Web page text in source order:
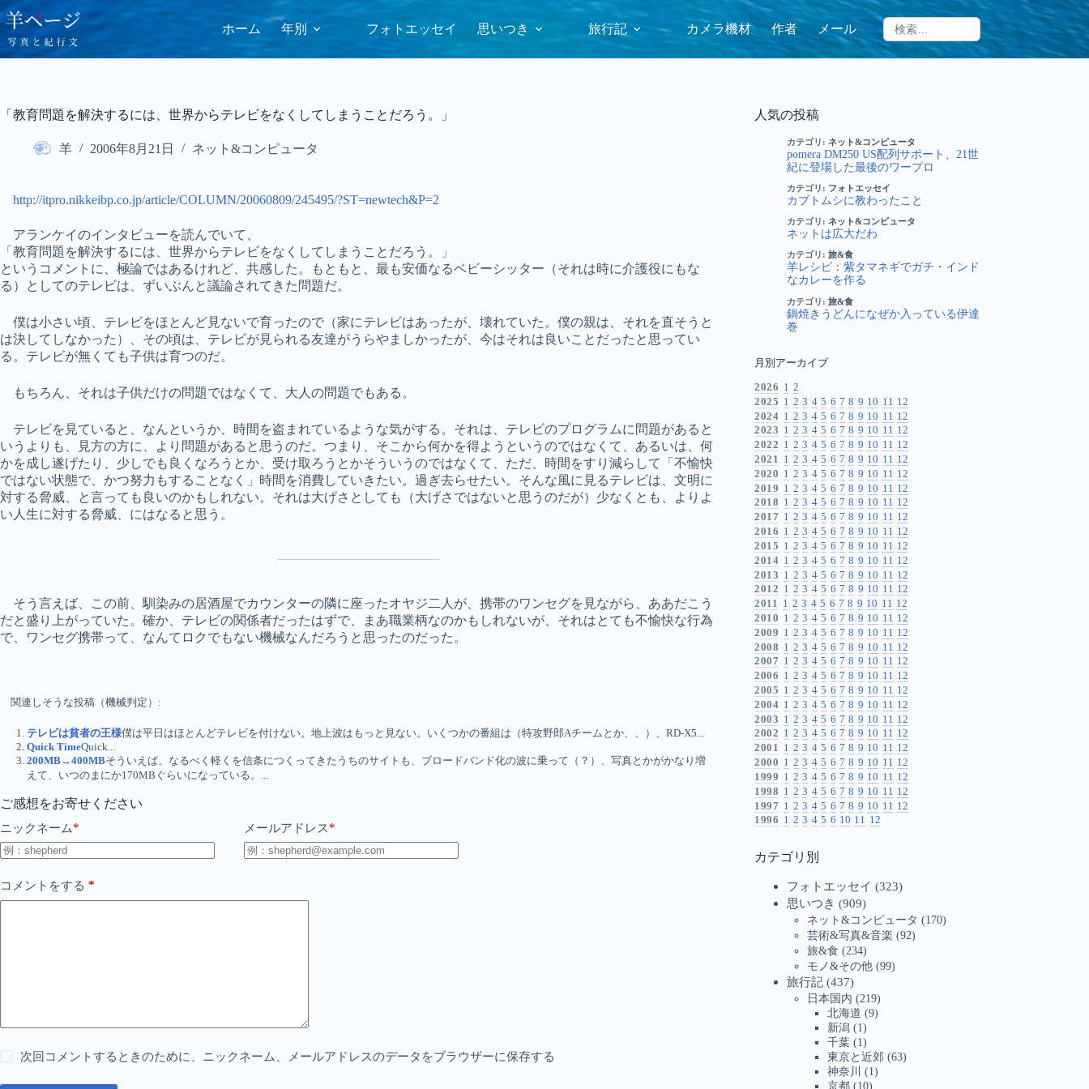
コ
ン
テ
ン
ス
ホーム 年別 フォトエッセイ 思いつき 旅行記 カメラ機材 作者 メール
「教育問題を解決するには、世界からテレビをなくしてしまうことだろう。」
羊 2006年8月21日 ネット&コンピュータ
http://itpro.nikkeibp.co.jp/article/COLUMN/20060809/245495/?ST=newtech&P=2
アランケイのインタビューを読んでいて、
「教育問題を解決するには、世界からテレビをなくしてしまうことだろう。」
というコメントに、極論ではあるけれど、共感した。もともと、最も安価なるベビーシッター（それは時に介護役にもな
る）としてのテレビは、ずいぶんと議論されてきた問題だ。
僕は小さい頃、テレビをほとんど見ないで育ったので（家にテレビはあったが、壊れていた。僕の親は、それを直そうと
は決してしなかった）、その頃は、テレビが見られる友達がうらやましかったが、今はそれは良いことだったと思ってい
る。テレビが無くても子供は育つのだ。
もちろん、それは子供だけの問題ではなくて、大人の問題でもある。
テレビを見ていると、なんというか、時間を盗まれているような気がする。それは、テレビのプログラムに問題があると
いうよりも、見方の方に、より問題があると思うのだ。つまり、そこから何かを得ようというのではなくて、あるいは、何
かを成し遂げたり、少しでも良くなろうとか、受け取ろうとかそういうのではなくて、ただ、時間をすり減らして「不愉快
ではない状態で、かつ努力もすることなく」時間を消費していきたい。過ぎ去らせたい。そんな風に見るテレビは、文明に
対する脅威、と言っても良いのかもしれない。それは大げさとしても（大げさではないと思うのだが）少なくとも、よりよ
い人生に対する脅威、にはなると思う。
そう言えば、この前、馴染みの居酒屋でカウンターの隣に座ったオヤジ二人が、携帯のワンセグを見ながら、ああだこう
だと盛り上がっていた。確か、テレビの関係者だったはずで、まあ職業柄なのかもしれないが、それはとても不愉快な行為
で、ワンセグ携帯って、なんてロクでもない機械なんだろうと思ったのだった。
関連しそうな投稿（機械判定）:
テレビは貧者の王様僕は平日はほとんどテレビを付けない。地上波はもっと見ない。いくつかの番組は（特攻野郎Aチームとか、、）、RD-X5...
Quick TimeQuick...
200MB→400MBそういえば、なるべく軽くを信条につくってきたうちのサイトも、ブロードバンド化の波に乗って（？）、写真とかがかなり増
えて、いつのまにか170MBぐらいになっている。...
ご感想をお寄せください
ニックネーム* メールアドレス*
コメントをする *
次回コメントするときのために、ニックネーム、メールアドレスのデータをブラウザーに保存する
人気の投稿
pomera DM250 US配列サポート、21世
紀に登場した最後のワープロ
カテゴリ:ネット&コンピュータ
カブトムシに教わったこと
カテゴリ: フォトエッセイ
ネットは広大だわ
カテゴリ:ネット&コンピュータ
羊レシピ：紫タマネギでガチ・インド
なカレーを作る
カテゴリ:旅&食
鍋焼きうどんになぜか入っている伊達
巻
カテゴリ:旅&食
月別アーカイブ
2026 1 2
2025 1 2 3 4 5 6 7 8 9 10 11 12
2024 1 2 3 4 5 6 7 8 9 10 11 12
2023 1 2 3 4 5 6 7 8 9 10 11 12
2022 1 2 3 4 5 6 7 8 9 10 11 12
2021 1 2 3 4 5 6 7 8 9 10 11 12
2020 1 2 3 4 5 6 7 8 9 10 11 12
2019 1 2 3 4 5 6 7 8 9 10 11 12
2018 1 2 3 4 5 6 7 8 9 10 11 12
2017 1 2 3 4 5 6 7 8 9 10 11 12
2016 1 2 3 4 5 6 7 8 9 10 11 12
2015 1 2 3 4 5 6 7 8 9 10 11 12
2014 1 2 3 4 5 6 7 8 9 10 11 12
2013 1 2 3 4 5 6 7 8 9 10 11 12
2012 1 2 3 4 5 6 7 8 9 10 11 12
2011 1 2 3 4 5 6 7 8 9 10 11 12
2010 1 2 3 4 5 6 7 8 9 10 11 12
2009 1 2 3 4 5 6 7 8 9 10 11 12
2008 1 2 3 4 5 6 7 8 9 10 11 12
2007 1 2 3 4 5 6 7 8 9 10 11 12
2006 1 2 3 4 5 6 7 8 9 10 11 12
2005 1 2 3 4 5 6 7 8 9 10 11 12
2004 1 2 3 4 5 6 7 8 9 10 11 12
2003 1 2 3 4 5 6 7 8 9 10 11 12
2002 1 2 3 4 5 6 7 8 9 10 11 12
2001 1 2 3 4 5 6 7 8 9 10 11 12
2000 1 2 3 4 5 6 7 8 9 10 11 12
1999 1 2 3 4 5 6 7 8 9 10 11 12
1998 1 2 3 4 5 6 7 8 9 10 11 12
1997 1 2 3 4 5 6 7 8 9 10 11 12
1996 1 2 3 4 5 6 10 11 12
カテゴリ別
フォトエッセイ (323)
思いつき (909)
ネット&コンピュータ (170)
芸術&写真&音楽 (92)
旅&食 (234)
モノ&その他 (99)
旅行記 (437)
日本国内 (219)
北海道 (9)
新潟 (1)
千葉 (1)
東京と近郊 (63)
神奈川
(1)
京都 (10)